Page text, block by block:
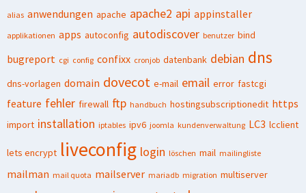
alias anwendungen apache apache2 api appinstaller
applikationen apps autoconfig autodiscover benutzer bind
bugreport cgi config confixx cronjob datenbank debian dns
dns-vorlagen domain dovecot e-mail email error fastcgi
feature fehler firewall ftp handbuch hostingsubscriptionedit https
import installation iptables ipv6 joomla kundenverwaltung LC3 lcclient
lets encrypt liveconfig login löschen mail mailingliste
mailman mail quota mailserver mariadb migration multiserver